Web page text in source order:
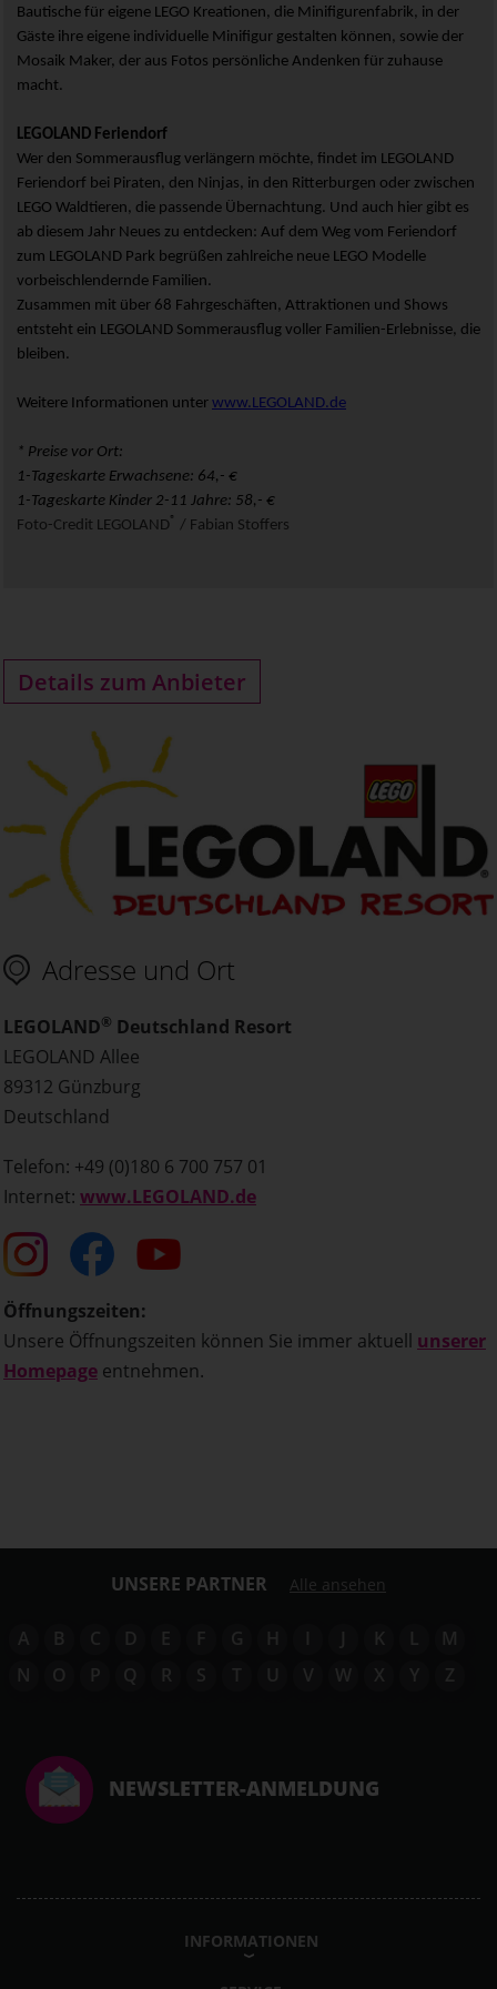
Bautische für eigene LEGO Kreationen, die Minifigurenfabrik, in der
Gäste ihre eigene individuelle Minifigur gestalten können, sowie der
Mosaik Maker, der aus Fotos persönliche Andenken für zuhause
macht.
LEGOLAND Feriendorf
Wer den Sommerausflug verlängern möchte, findet im LEGOLAND
Feriendorf bei Piraten, den Ninjas, in den Ritterburgen oder zwischen
LEGO Waldtieren, die passende Übernachtung. Und auch hier gibt es
ab diesem Jahr Neues zu entdecken: Auf dem Weg vom Feriendorf
zum LEGOLAND Park begrüßen zahlreiche neue LEGO Modelle
vorbeischlendernde Familien.
Zusammen mit über 68 Fahrgeschäften, Attraktionen und Shows
entsteht ein LEGOLAND Sommerausflug voller Familien-Erlebnisse, die
bleiben.
Weitere Informationen unter www.LEGOLAND.de
* Preise vor Ort:
1-Tageskarte Erwachsene: 64,- €
1-Tageskarte Kinder 2-11 Jahre: 58,- €
Foto-Credit LEGOLAND® / Fabian Stoffers
Details zum Anbieter
Adresse und Ort
LEGOLAND® Deutschland Resort
LEGOLAND Allee
89312 Günzburg
Deutschland
Telefon: +49 (0)180 6 700 757 01
Internet: www.LEGOLAND.de
Öffnungszeiten:
Unsere Öffnungszeiten können Sie immer aktuell unserer
Homepage entnehmen.
UNSERE PARTNER Alle ansehen
A B C D E F G H I J K L
M
N
O P Q R S T U V W X Y Z
NEWSLETTER-ANMELDUNG
INFORMATIONEN